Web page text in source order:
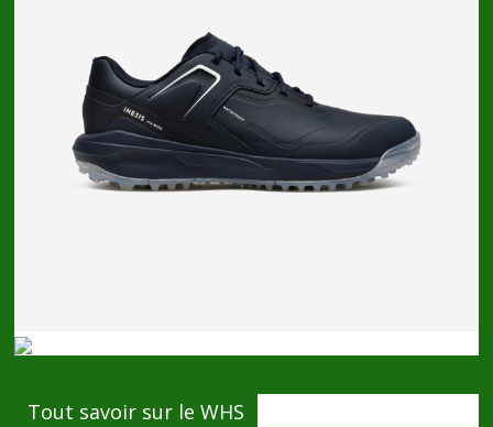
Tout savoir sur le WHS